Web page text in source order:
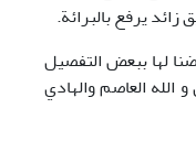
يرفع بالبرائة.
لها ببعض التفصيل
الله العاصم والهادي